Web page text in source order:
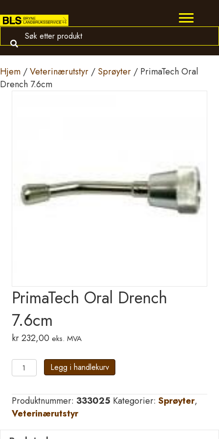
Hjem /Veterinærutstyr / Sprøyter / PrimaTech Oral
Drench 7.6cm
PrimaTech Oral Drench
7.6cm
kr232,00 eks. MVA
PrimaTech
Oral
7.6cm
antall
Legg i handlekurv
Produktnummer: 333025 Kategorier: Sprøyter,
Veterinærutstyr